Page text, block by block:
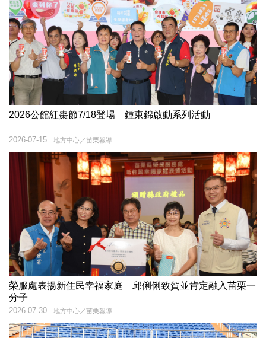
2026公館紅棗節7/18登場 鍾東錦啟動系列活動
地方中心／苗栗報導
2026-07-15
榮服處表揚新住民幸福家庭 邱俐俐致賀並肯定融入苗栗一
分子
地方中心／苗栗報導
2026-07-30